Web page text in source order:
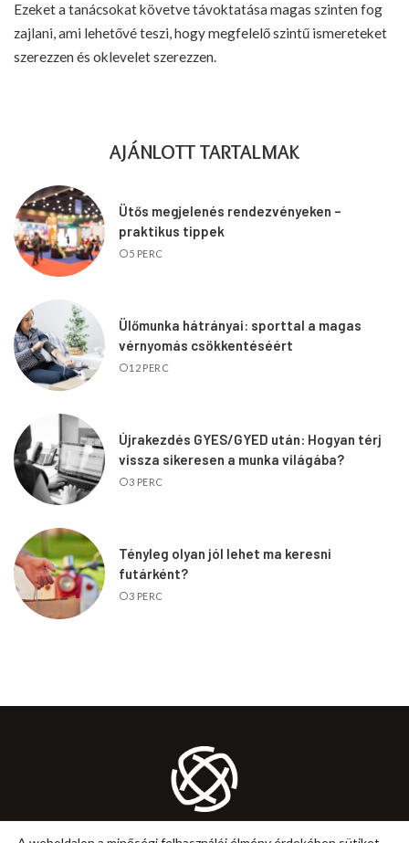
Ezeket a tanácsokat követve távoktatása magas szinten fog
zajlani, ami lehetővé teszi, hogy megfelelő szintű ismereteket
szerezzen és oklevelet szerezzen.
AJÁNLOTT TARTALMAK
Ütős megjelenés rendezvényeken –
praktikus tippek
5 PERC
Ülőmunka hátrányai: sporttal a magas
vérnyomás csökkentéséért
12 PERC
Újrakezdés GYES/GYED után: Hogyan térj
vissza sikeresen a munka világába?
3 PERC
Tényleg olyan jól lehet ma keresni
futárként?
3 PERC
KARRIER MUNKA ÖNFEJLESZTÉS TANÁCS